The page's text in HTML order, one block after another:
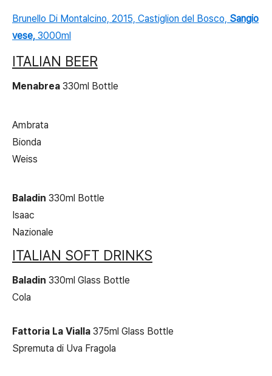
Brunello Di Montalcino, 2015, Castiglion del Bosco, Sangio
vese, 3000ml
ITALIAN BEER
Menabrea 330ml Bottle
Ambrata
Bionda
Weiss
Baladin 330ml Bottle
Isaac
Nazionale
ITALIAN SOFT DRINKS
Baladin 330ml Glass Bottle
Cola
Fattoria La Vialla 375ml Glass Bottle
Spremuta di Uva Fragola